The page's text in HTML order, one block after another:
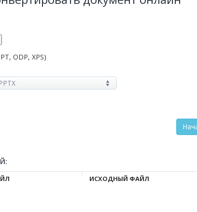
ODP, XPS)
ИСХОДНЫЙ ФАЙЛ